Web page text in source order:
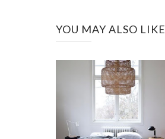
YOU MAY ALSO LIKE